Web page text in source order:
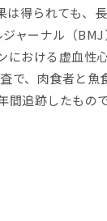
得られても、
ャーナル（
おける虚血性
で、肉食者と
追跡したもので